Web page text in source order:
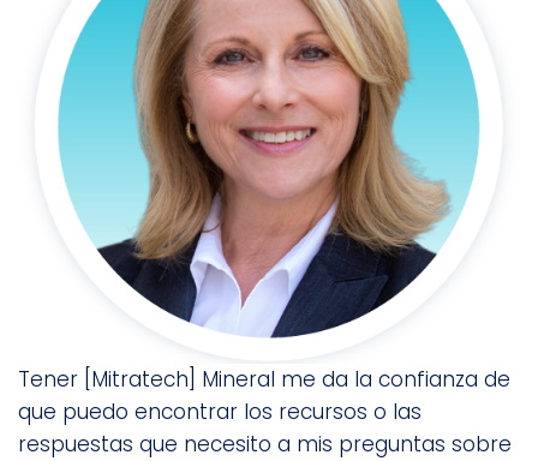
Tener [Mitratech] Mineral me da la confianza de
que puedo encontrar los recursos o las
respuestas que necesito a mis preguntas sobre